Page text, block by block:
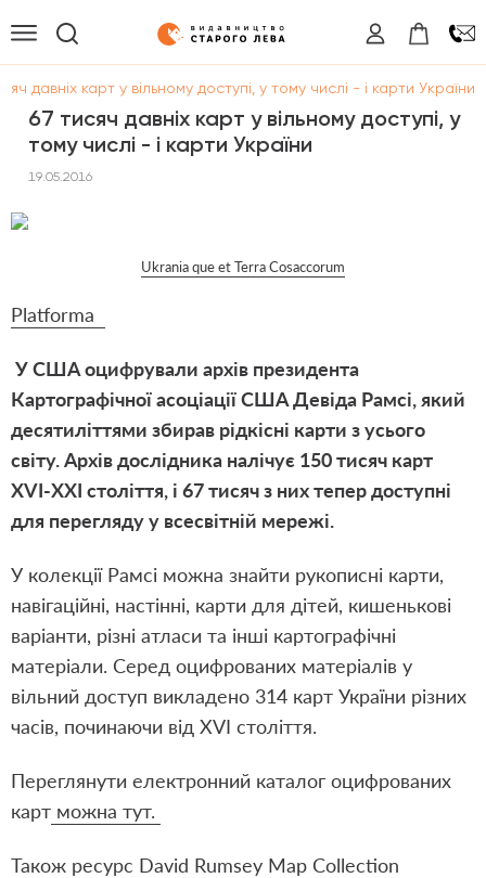
давніх карт у вільному доступі, у тому числі - і карти України
67 тисяч давніх карт у вільному доступі, у
тому числі - і карти України
19.05.2016
Ukrania que et Terra Cosaccorum
Platforma
У США оцифрували архів президента
Картографічної асоціації США Девіда Рамсі, який
десятиліттями збирав рідкісні карти з усього
світу. Архів дослідника налічує 150 тисяч карт
XVI-XXI століття, і 67 тисяч з них тепер доступні
для перегляду у всесвітній мережі.
У колекції Рамсі можна знайти рукописні карти,
навігаційні, настінні, карти для дітей, кишенькові
варіанти, різні атласи та інші картографічні
матеріали. Серед оцифрованих матеріалів у
вільний доступ викладено 314 карт України різних
часів, починаючи від XVI століття.
Переглянути електронний каталог оцифрованих
карт можна тут.
Також ресурс David Rumsey Map Collection